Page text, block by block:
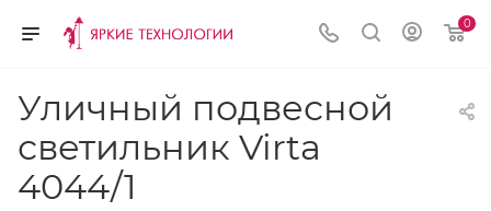
0
Уличный подвесной
светильник Virta
4044/1